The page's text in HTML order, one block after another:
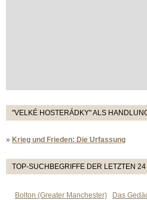
"VELKÉ HOSTERÁDKY" ALS
» Krieg und Frieden: Die Urfassung
TOP-SUCHBEGRIFFE DER LETZTEN
Bolton (Greater Manchester) Das